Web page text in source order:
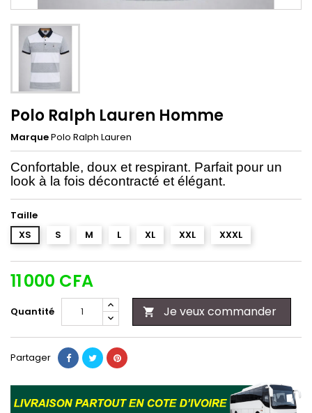
Polo Ralph Lauren Homme
MarquePolo Ralph Lauren
Confortable, doux et respirant. Parfait pour un
look à la fois décontracté et élégant.
Taille
XS
S M L XL XXL XXXL
11 000 CFA
Quantité  Je veux commander
Partager